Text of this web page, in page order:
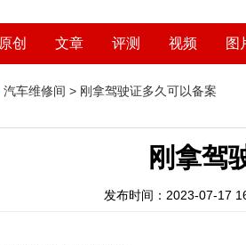
原创 文章 评测 视频 图
汽车维修间 > 刚拿驾驶证多久可以备案
刚拿驾
发布时间：2023-07-17